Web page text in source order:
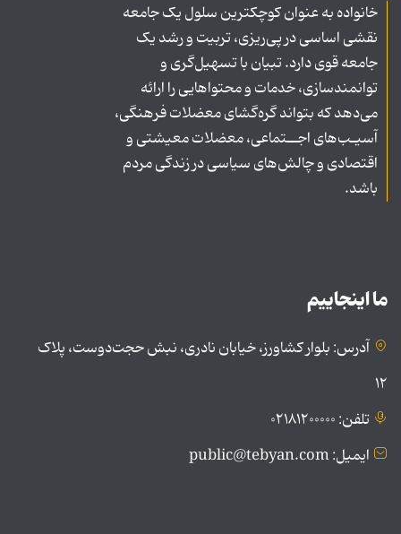
خانواده به عنوان کوچکترین سلول یک جامعه
نقشی اساسی در پی‌ریزی، تربیت و رشد یک
جامعه قوی دارد. تبیان با تسهیل‌گری و
توانمندسازی، خدمات و محتواهایی را ارائه
می‌دهد که بتواند گره‌گشای معضلات فرهنگی،
آسیـب‌های اجــتماعی، معضلات معیشتی و
اقتصادی و چالش‌های سیاسی در زندگی مردم
باشد.
ما اینجاییم
آدرس: بلوار کشاورز، خیابان نادری، نبش حجت‌دوست، پلاک
۱۲
تلفن: ۰۲۱۸۱۲۰۰۰۰۰
ایمیل: public@tebyan.com